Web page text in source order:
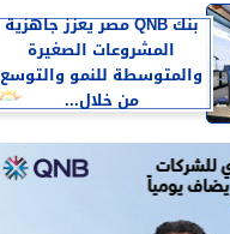
بنك QNB مصر يعزز جاهزية
المشروعات الصغيرة
والمتوسطة للنمو والتوسع
من خلال...